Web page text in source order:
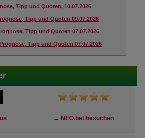
Tipp und Quoten, 10.07.2026
Tipp und Quoten 09.07.2026
Tipp und Quoten 07.07.2026
Tipp und Quoten 07.07.2026
→ NEO.bet besuchen